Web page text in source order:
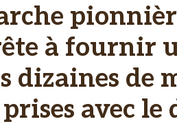
à fournir
dizaines de
avec le